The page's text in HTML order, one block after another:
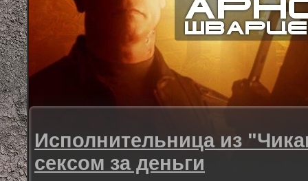
Исполнительница из
сексом за деньги